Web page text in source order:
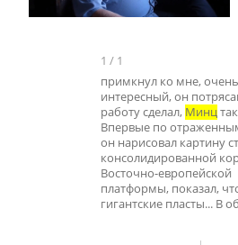
1 / 1
примкнул ко мне, очень
интересный, он
работу сделал, Минц
Впервые по
он нарисовал картину
консолидированной
Восточно-европейской
платформы, показал,
гигантские пласты... В